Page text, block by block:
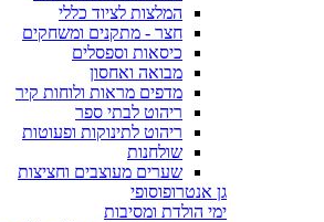
המלצות לציוד כללי
חצר - מתקנים ומשחקים
כיסאות וספסלים
מבואה ואחסון
מדפים מראות ולוחות קיר
ריהוט לבתי ספר
ריהוט לתינוקות ופעוטות
שולחנות
שערים מעוצבים וחציצות
גן אנטרופוסופי
ימי הולדת ומסיבות